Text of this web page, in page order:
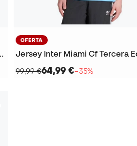
2026-2027 Niño
OFERTA
99,99 €64,99 €−35%